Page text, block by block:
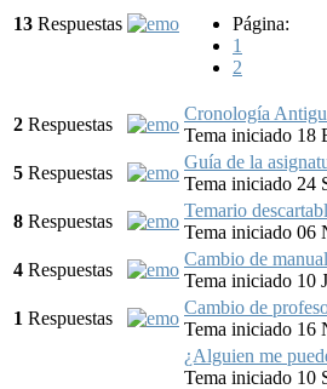
13 Respuestas
Página:
1
2
2 Respuestas
Cronología
Tema iniciado 18
5 Respuestas
Guía de la
Tema iniciado 24
8 Respuestas
Temario
Tema iniciado 06
4 Respuestas
Cambio de
Tema iniciado 10
1 Respuestas
Cambio de
Tema iniciado 16
¿Alguien me
Tema iniciado 10